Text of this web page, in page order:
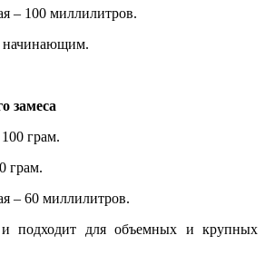
– 100 миллилитров.
начинающим.
замеса
грам.
грам.
– 60 миллилитров.
и подходит для объемных и крупных